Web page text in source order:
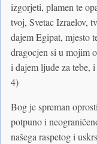
izgorjeti, plamen te
tvoj, Svetac Izraelov,
dajem Egipat, mjesto
dragocjen si u mojim
i dajem ljude za tebe,
4)
Bog je spreman
potpuno i
našega raspetog i